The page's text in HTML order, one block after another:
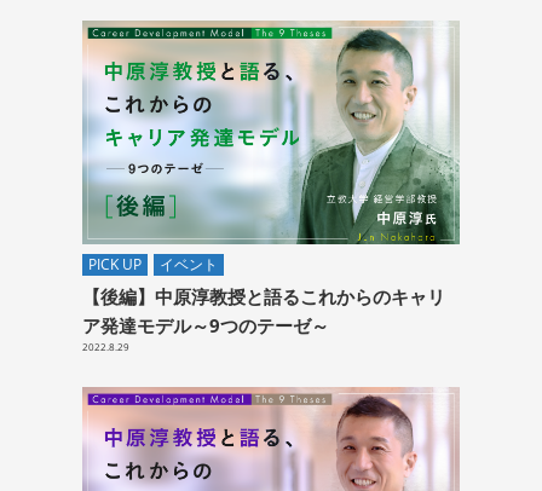
PICK UP イベント
【後編】中原淳教授と語るこれからのキャリ
ア発達モデル～9つのテーゼ～
2022.8.29